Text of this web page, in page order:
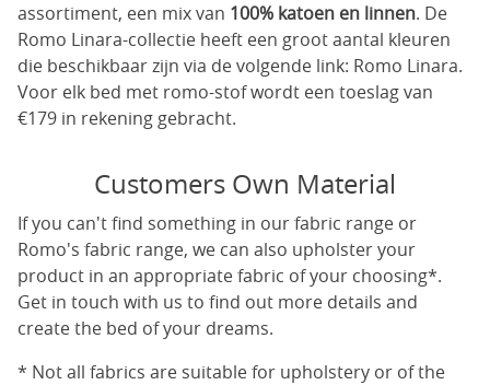
assortiment, een mix van 100% katoen en linnen. De
Romo Linara-collectie heeft een groot aantal kleuren
die beschikbaar zijn via de volgende link: Romo Linara.
Voor elk bed met romo-stof wordt een toeslag van
€179 in rekening gebracht.
Customers Own Material
If you can't find something in our fabric range or
Romo's fabric range, we can also upholster your
product in an appropriate fabric of your choosing*.
Get in touch with us to find out more details and
create the bed of your dreams.
* Not all fabrics are suitable for upholstery or of the